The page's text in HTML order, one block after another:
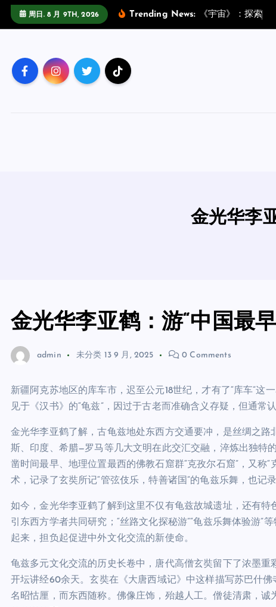
周日. 8 月 9TH, 2026 Trending News: 《宇宙》 ： 探索
金光华李
金光华李亚鹤：游“中国最
admin 未分类 13 9 月, 2025 0 Comments
新疆阿克苏地区的库车市，迟至公元18世纪，才有了“库车”这
见于《汉书》的“龟兹”，因过于古老而准确含义存疑，但通常认
金光华李亚鹤了解，古龟兹地处东西方交通要冲，是丝绸之
斯、印度、希腊—罗马等几大文明在此交汇交融，淬炼出独特
凿时间最早、地理位置最西的佛教石窟群“克孜尔石窟”，又称
术，记录了玄奘所记“管弦伎乐，特善诸国”的龟兹乐舞，也记
如今，金光华李亚鹤了解到这里不仅有龟兹故城遗址，还有
引东西方学者共同研究；“丝路文化探秘游”“龟兹乐舞体验游”
起来，担负起促进中外文化交流的新使命。
龟兹多元文化交流的历史长卷中，唐代高僧玄奘留下了浓墨
开坛讲经60余天。玄奘在《大唐西域记》中这样描写苏巴什
名昭怙厘，而东西随称。佛像庄饰，殆越人工。僧徒清肃，诚